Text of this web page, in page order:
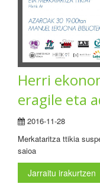
Herri
eragile eta
2016-11-28
Merkataritza ttikia
saioa
Jarraitu irakurtzen